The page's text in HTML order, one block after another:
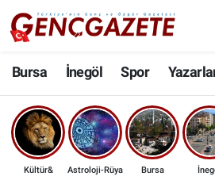
Bursa İnegöl Spor
Kültür& Astroloji-Rüya Bursa
Bursa
İnegöl
3.SAYFA
Nöbetçi Eczaneler
Hava Durumu
Trafik Durumu